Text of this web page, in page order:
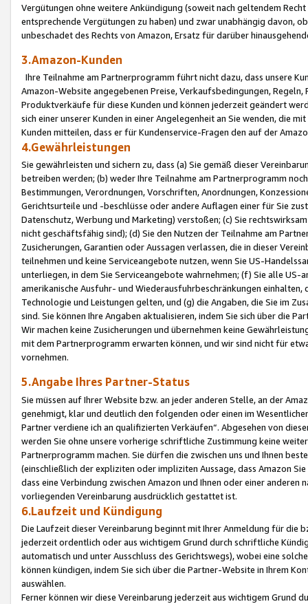
Vergütungen ohne weitere Ankündigung (soweit nach geltendem
entsprechende Vergütungen zu haben) und zwar unabhängig davon,
unbeschadet des Rechts von Amazon, Ersatz für darüber
3.Amazon-Kunden
Ihre Teilnahme am Partnerprogramm führt nicht dazu, dass unsere
Amazon-Website angegebenen Preise, Verkaufsbedingungen,
Produktverkäufe für diese Kunden und können jederzeit geändert
sich einer unserer Kunden in einer Angelegenheit an Sie wenden, die
Kunden mitteilen, dass er für Kundenservice-Fragen den auf der
4.Gewährleistungen
Sie gewährleisten und sichern zu, dass (a) Sie gemäß dieser
betreiben werden; (b) weder Ihre Teilnahme am Partnerprogramm
Bestimmungen, Verordnungen, Vorschriften, Anordnungen,
Gerichtsurteile und -beschlüsse oder andere Auflagen einer für Sie
Datenschutz, Werbung und Marketing) verstoßen; (c) Sie
nicht geschäftsfähig sind); (d) Sie den Nutzen der Teilnahme am
Zusicherungen, Garantien oder Aussagen verlassen, die in dieser
teilnehmen und keine Serviceangebote nutzen, wenn Sie US-
unterliegen, in dem Sie Serviceangebote wahrnehmen; (f) Sie alle
amerikanische Ausfuhr- und Wiederausfuhrbeschränkungen
Technologie und Leistungen gelten, und (g) die Angaben, die Sie im
sind. Sie können Ihre Angaben aktualisieren, indem Sie sich über die
Wir machen keine Zusicherungen und übernehmen keine
mit dem Partnerprogramm erwarten können, und wir sind nicht für
vornehmen.
5.Angabe Ihres Partner-Status
Sie müssen auf Ihrer Website bzw. an jeder anderen Stelle, an der
genehmigt, klar und deutlich den folgenden oder einen im
Partner verdiene ich an qualifizierten Verkäufen“. Abgesehen von
werden Sie ohne unsere vorherige schriftliche Zustimmung keine
Partnerprogramm machen. Sie dürfen die zwischen uns und Ihnen
(einschließlich der expliziten oder impliziten Aussage, dass Amazon
dass eine Verbindung zwischen Amazon und Ihnen oder einer
vorliegenden Vereinbarung ausdrücklich gestattet ist.
6.Laufzeit und Kündigung
Die Laufzeit dieser Vereinbarung beginnt mit Ihrer Anmeldung für die
jederzeit ordentlich oder aus wichtigem Grund durch schriftliche
automatisch und unter Ausschluss des Gerichtswegs), wobei eine
können kündigen, indem Sie sich über die Partner-Website in Ihrem
auswählen.
Ferner können wir diese Vereinbarung jederzeit aus wichtigem Grund